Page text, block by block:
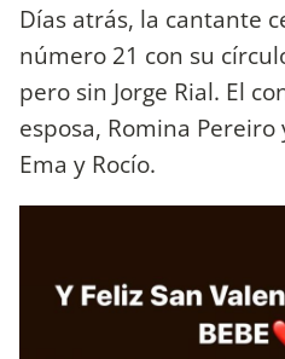
Días atrás, la cantante
número 21 con su
pero sin Jorge Rial. El
esposa, Romina Pereiro
Ema y Rocío.